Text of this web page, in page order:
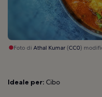
Foto di Athal Kumar(CC0)
Ideale per: Cibo